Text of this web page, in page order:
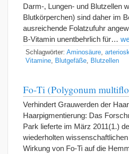
Darm-, Lungen- und Blutzellen
Blutkörperchen) sind daher im
ausreichende Folatzufuhr
B-Vitamin unentbehrlich für…
Schlagwörter: Aminosäure
Vitamine
Blutgefäße Blutzellen
Fo-Ti (Polygonum
Verhindert Grauwerden der
Haarpigmentierung: Das
Park lieferte im März 2011(1.)
wiederholten
Wirkung von Fo-Ti auf die